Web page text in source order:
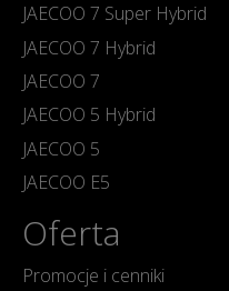
JAECOO 7 Super Hybrid
JAECOO 7 Hybrid
JAECOO 7
JAECOO 5 Hybrid
JAECOO 5
JAECOO E5
Oferta
Promocje i cenniki